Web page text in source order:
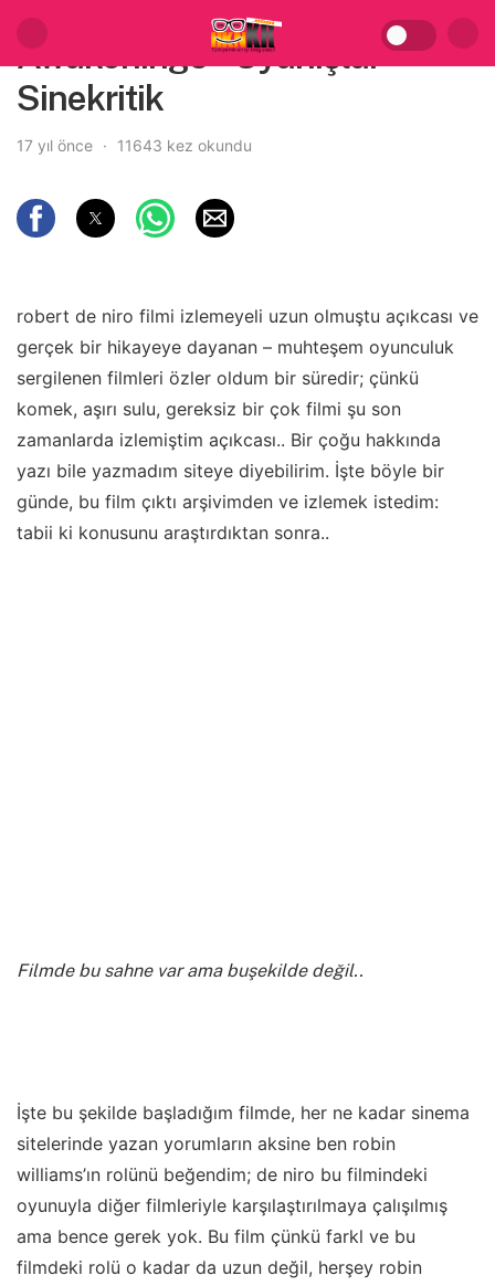
Awakenings – Uyanışlar –
Sinekritik
17 yıl önce 11643 kez okundu
robert de niro filmi izlemeyeli uzun olmuştu açıkcası ve
gerçek bir hikayeye dayanan – muhteşem oyunculuk
sergilenen filmleri özler oldum bir süredir; çünkü
komek, aşırı sulu, gereksiz bir çok filmi şu son
zamanlarda izlemiştim açıkcası.. Bir çoğu hakkında
yazı bile yazmadım siteye diyebilirim. İşte böyle bir
günde, bu film çıktı arşivimden ve izlemek istedim:
tabii ki konusunu araştırdıktan sonra..
Filmde bu sahne var ama buşekilde değil..
İşte bu şekilde başladığım filmde, her ne kadar sinema
sitelerinde yazan yorumların aksine ben robin
williams’ın rolünü beğendim; de niro bu filmindeki
oyunuyla diğer filmleriyle karşılaştırılmaya çalışılmış
ama bence gerek yok. Bu film çünkü farkl ve bu
filmdeki rolü o kadar da uzun değil, herşey robin